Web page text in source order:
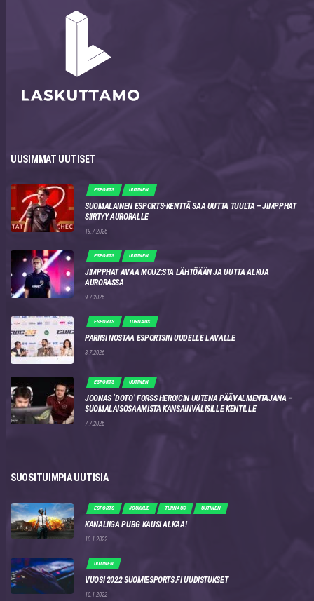
UUSIMMAT UUTISET
ESPORTS UUTINEN
SUOMALAINEN ESPORTS-KENTTÄ SAA UUTTA TUULTA – JIMPPHAT
SIIRTYY AURORALLE
19.7.2026
ESPORTS UUTINEN
JIMPPHAT AVAA MOUZ:STA LÄHTÖÄÄN JA UUTTA ALKUA
AURORASSA
9.7.2026
ESPORTS TURNAUS
PARIISI NOSTAA ESPORTSIN UUDELLE LAVALLE
8.7.2026
ESPORTS UUTINEN
JOONAS ‘DOTO’ FORSS HEROICIN UUTENA PÄÄVALMENTAJANA –
SUOMALAISOSAAMISTA KANSAINVÄLISILLE KENTILLE
7.7.2026
SUOSITUIMPIA UUTISIA
ESPORTS JOUKKUE TURNAUS UUTINEN
KANALIIGA PUBG KAUSI ALKAA!
10.1.2022
UUTINEN
VUOSI 2022 SUOMIESPORTS.FI UUDISTUKSET
10.1.2022